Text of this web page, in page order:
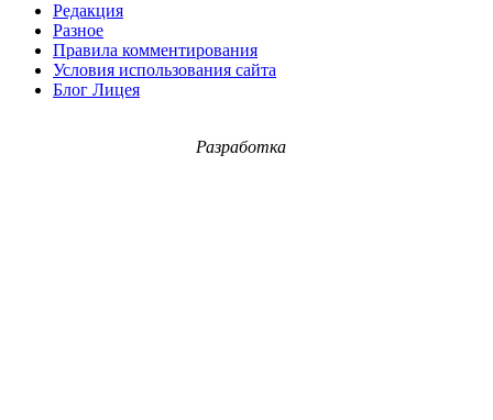
Редакция
Разное
Правила комментирования
Условия использования сайта
Блог Лицея
Разработка